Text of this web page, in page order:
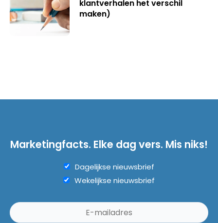
klantverhalen het verschil
maken)
Marketingfacts. Elke dag vers. Mis niks!
Dagelijkse nieuwsbrief
Wekelijkse nieuwsbrief